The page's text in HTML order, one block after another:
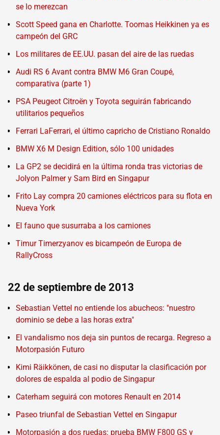
se lo merezcan
Scott Speed gana en Charlotte. Toomas Heikkinen ya es
campeón del GRC
Los militares de EE.UU. pasan del aire de las ruedas
Audi RS 6 Avant contra BMW M6 Gran Coupé,
comparativa (parte 1)
PSA Peugeot Citroën y Toyota seguirán fabricando
utilitarios pequeños
Ferrari LaFerrari, el último capricho de Cristiano Ronaldo
BMW X6 M Design Edition, sólo 100 unidades
La GP2 se decidirá en la última ronda tras victorias de
Jolyon Palmer y Sam Bird en Singapur
Frito Lay compra 20 camiones eléctricos para su flota en
Nueva York
El fauno que susurraba a los camiones
Timur Timerzyanov es bicampeón de Europa de
RallyCross
22 de septiembre de 2013
Sebastian Vettel no entiende los abucheos: "nuestro
dominio se debe a las horas extra"
El vandalismo nos deja sin puntos de recarga. Regreso a
Motorpasión Futuro
Kimi Räikkönen, de casi no disputar la clasificación por
dolores de espalda al podio de Singapur
Caterham seguirá con motores Renault en 2014
Paseo triunfal de Sebastian Vettel en Singapur
Motorpasión a dos ruedas: prueba BMW F800 GS y